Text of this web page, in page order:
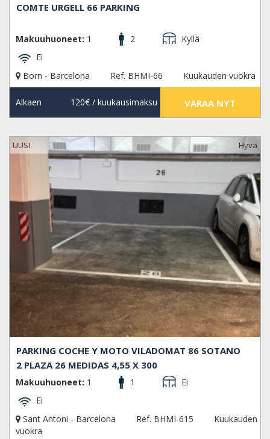
COMTE URGELL 66 PARKING
Makuuhuoneet: 1 2
Kyllä
Ei
Born - Barcelona
Ref. BHMI-66 Kuukauden vuokra
Alkaen 120€/ kuukausimaksu VARAA NYT
UUSI Hyvä
PARKING COCHE Y MOTO VILADOMAT 86 SOTANO
2 PLAZA 26 MEDIDAS 4,55 X 300
Makuuhuoneet: 1 1
Ei
Ei
Sant Antoni - Barcelona
Ref. BHMI-615
Kuukauden
vuokra